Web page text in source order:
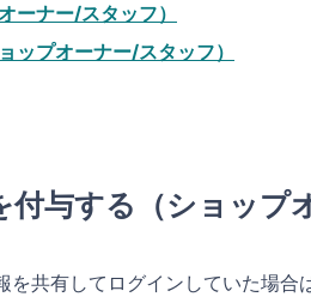
ーナー/スタッフ）
ップオーナー/スタッフ）
与する（ショップ
を共有してログインしていた場